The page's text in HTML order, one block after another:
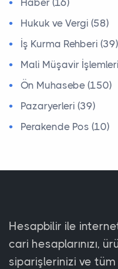
Hukuk ve Vergi (58)
İş Kurma Rehberi (39)
Mali Müşavir
Ön Muhasebe (150)
Pazaryerleri (39)
Perakende Pos (10)
Hesapbilir ile
cari hesaplarınızı,
siparişlerinizi ve